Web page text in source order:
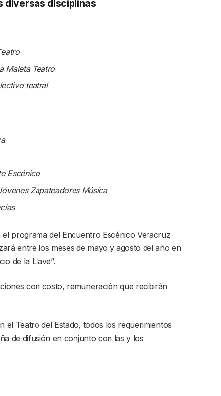
diversas disciplinas
Maleta Teatro
teatral
Escénico
Zapateadores Música
programa del Encuentro Escénico Veracruz
entre los meses de mayo y agosto del año en
de la Llave”.
con costo, remuneración que recibirán
el Teatro del Estado, todos los requerimientos
de difusión en conjunto con las y los